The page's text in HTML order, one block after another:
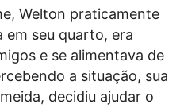
Welton praticamente
em seu quarto, era
e se alimentava de
a situação, sua
decidiu ajudar o